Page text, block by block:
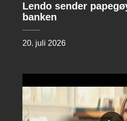
Lendo sender
banken
20. juli 2026